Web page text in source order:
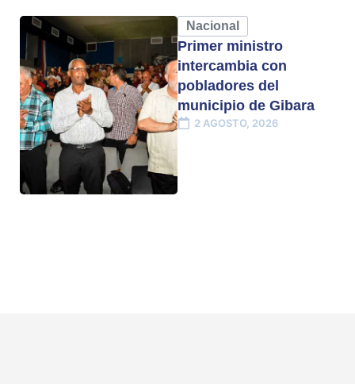
Nacional
Primer ministro
intercambia con
pobladores del
municipio de Gibara
2 AGOSTO, 2026